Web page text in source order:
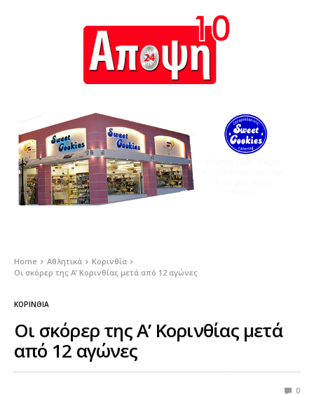
Home Αθλητικά
Κορινθία
Οι σκόρερ της Α’ Κορινθίας μετά από 12 αγώνες
ΚΟΡΙΝΘΊΑ
Οι σκόρερ της Α’ Κορινθίας μετά
από 12 αγώνες
0